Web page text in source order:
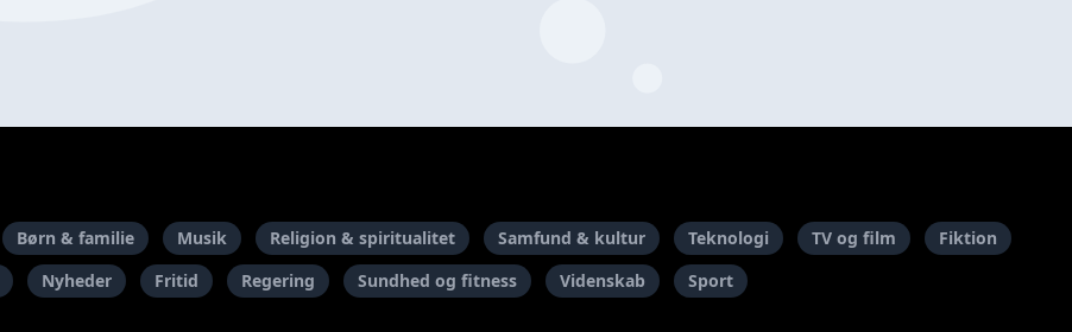
Børn & familie Musik Religion & spiritualitet Samfund & kultur Teknologi TV og film
Fiktion
Nyheder Fritid Regering Sundhed og fitness Videnskab Sport